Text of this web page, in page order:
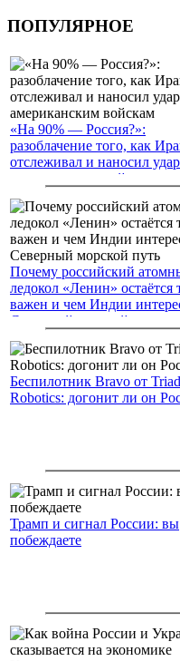
ПОПУЛЯРНОЕ
«На 90% — Россия?»:
разоблачение того, как
отслеживал и наносил
американским войскам
Почему российский
ледокол «Ленин» остаётся
важен и чем Индии
Северный морской путь
Беспилотник Bravo от
Robotics: догонит ли он
Трамп и сигнал России: вы
побеждаете